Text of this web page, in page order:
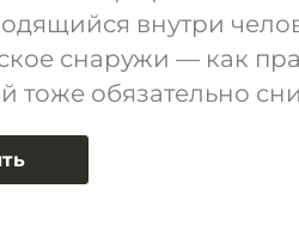
внутри
снаружи — как
тоже обязательно